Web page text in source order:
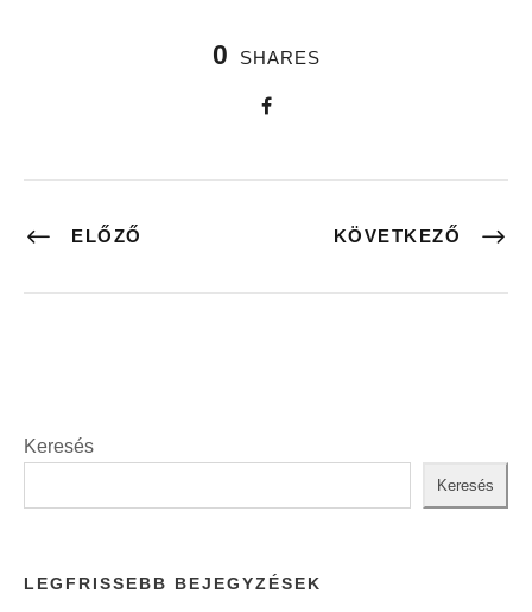
0 SHARES
ELŐZŐ KÖVETKEZŐ
Keresés
Keresés
LEGFRISSEBB BEJEGYZÉSEK